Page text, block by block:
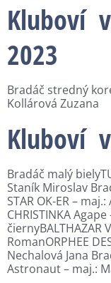
Kluboví
2023
Bradáč stredný
Kollárová Zuzana
Kluboví
Bradáč malý
Staník Miroslav
STAR OK-ER –
CHRISTINKA
RomanORPHEE
Nechalová Jana
Astronaut – maj.: